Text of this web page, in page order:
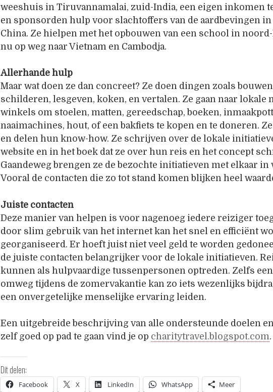
weeshuis in Tiruvannamalai, zuid-India, een eigen inkomen
en sponsorden hulp voor slachtoffers van de aardbevingen in
China. Ze hielpen met het opbouwen van een school in
nu op weg naar Vietnam en Cambodja.
Allerhande hulp
Maar wat doen ze dan concreet? Ze doen dingen zoals
schilderen, lesgeven, koken, en vertalen. Ze gaan naar lokale
winkels om stoelen, matten, gereedschap, boeken,
naaimachines, hout, of een bakfiets te kopen en te doneren.
en delen hun know-how. Ze schrijven over de lokale
website en in het boek dat ze over hun reis en het concept
Gaandeweg brengen ze de bezochte initiatieven met elkaar
Vooral de contacten die zo tot stand komen blijken heel
Juiste contacten
Deze manier van helpen is voor nagenoeg iedere reiziger
door slim gebruik van het internet kan het snel en efficiënt
georganiseerd. Er hoeft juist niet veel geld te worden
de juiste contacten belangrijker voor de lokale initiatieven.
kunnen als hulpvaardige tussenpersonen optreden. Zelfs
omweg tijdens de zomervakantie kan zo iets wezenlijks
een onvergetelijke menselijke ervaring leiden.
Een uitgebreide beschrijving van alle ondersteunde doelen
zelf goed op pad te gaan vind je op charitytravel.blogspot.com.
Dit delen:
Facebook X LinkedIn WhatsApp Meer